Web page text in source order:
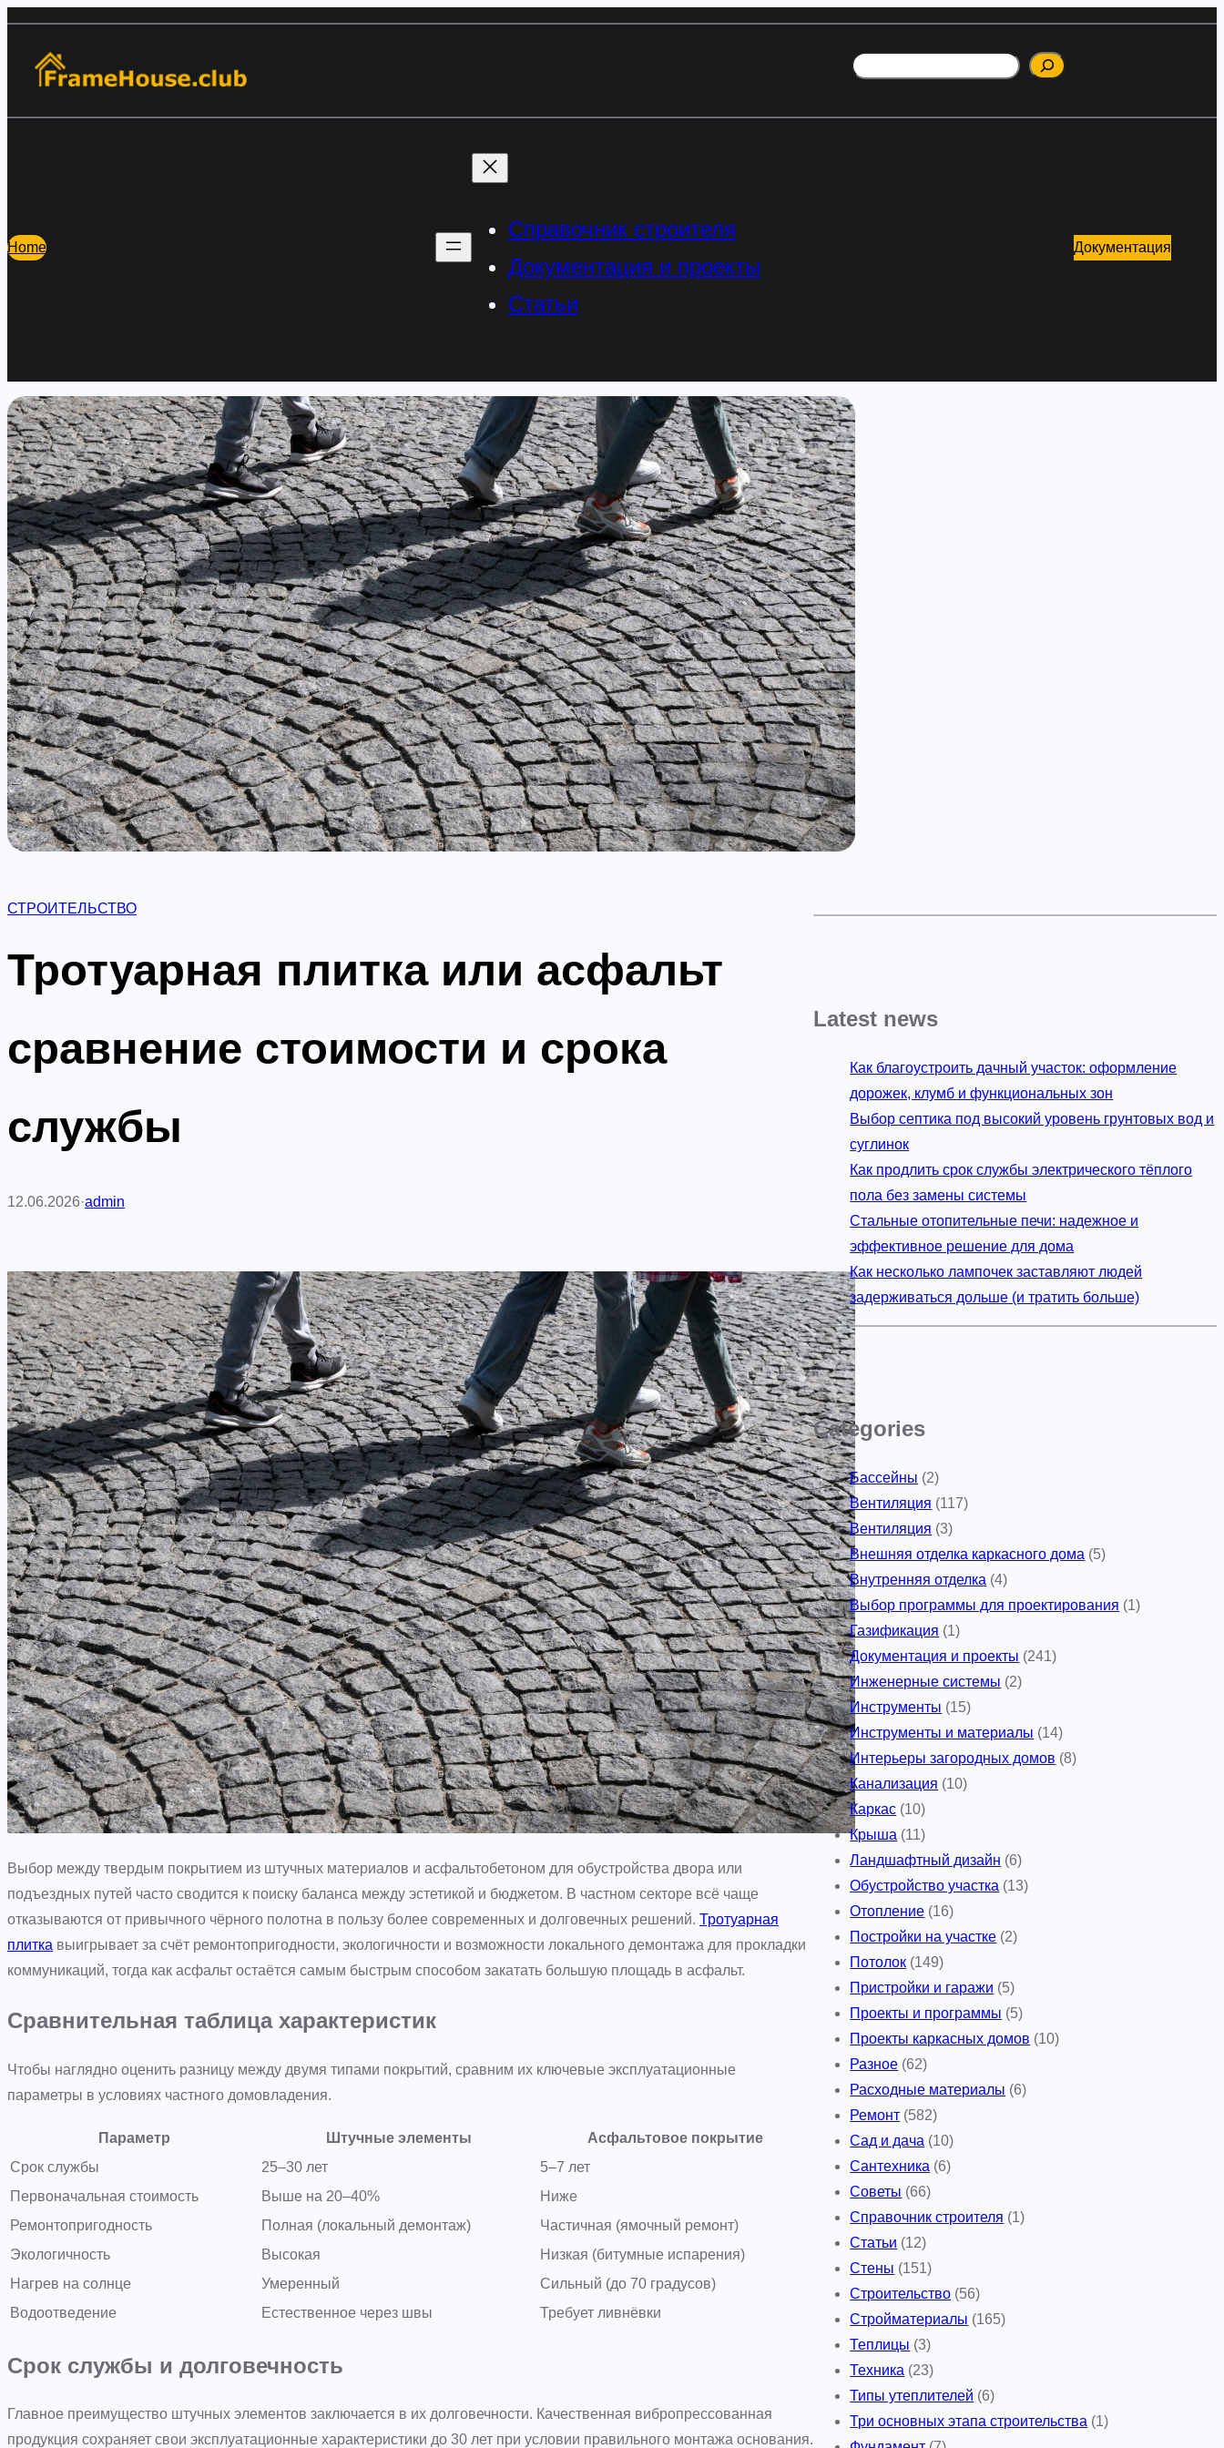
содержимому
Поиск
Home
Справочник строителя
Документация и проекты
Статьи
Документация
СТРОИТЕЛЬСТВО
Тротуарная плитка или асфальт
сравнение стоимости и срока
службы
12.06.2026·admin
Выбор между твердым покрытием из штучных материалов и асфальтобетоном для обустройства двора или
подъездных путей часто сводится к поиску баланса между эстетикой и бюджетом. В частном секторе всё чаще
отказываются от привычного чёрного полотна в пользу более современных и долговечных решений. Тротуарная
плитка выигрывает за счёт ремонтопригодности, экологичности и возможности локального демонтажа для прокладки
коммуникаций, тогда как асфальт остаётся самым быстрым способом закатать большую площадь в асфальт.
Сравнительная таблица характеристик
Чтобы наглядно оценить разницу между двумя типами покрытий, сравним их ключевые эксплуатационные
параметры в условиях частного домовладения.
Параметр Штучные элементы
Асфальтовое покрытие
Срок службы
25–30 лет
5–7 лет
Первоначальная стоимость
Выше на 20–40%
Ниже
Ремонтопригодность
Полная (локальный демонтаж)
Частичная (ямочный ремонт)
Экологичность
Высокая
Низкая (битумные испарения)
Нагрев на солнце
Умеренный
Сильный (до 70 градусов)
Водоотведение
Естественное через швы Требует ливнёвки
Срок службы и долговечность
Главное преимущество штучных элементов заключается в их долговечности. Качественная вибропрессованная
продукция сохраняет свои эксплуатационные характеристики до 30 лет при условии правильного монтажа основания.
Latest news
Как благоустроить дачный участок: оформление
дорожек, клумб и функциональных зон
Выбор септика под высокий уровень грунтовых вод и
суглинок
Как продлить срок службы электрического тёплого
пола без замены системы
Стальные отопительные печи: надежное и
эффективное решение для дома
Как несколько лампочек заставляют людей
задерживаться дольше (и тратить больше)
Categories
Бассейны (2)
Вентиляция (117)
Вентиляция (3)
Внешняя отделка каркасного дома (5)
Внутренняя отделка (4)
Выбор программы для проектирования (1)
Газификация (1)
Документация и проекты (241)
Инженерные системы (2)
Инструменты (15)
Инструменты и материалы (14)
Интерьеры загородных домов (8)
Канализация (10)
Каркас (10)
Крыша (11)
Ландшафтный дизайн (6)
Обустройство участка (13)
Отопление (16)
Постройки на участке (2)
Потолок (149)
Пристройки и гаражи (5)
Проекты и программы (5)
Проекты каркасных домов (10)
Разное (62)
Расходные материалы (6)
Ремонт (582)
Сад и дача (10)
Сантехника (6)
Советы (66)
Справочник строителя (1)
Статьи (12)
Стены (151)
Строительство (56)
Стройматериалы (165)
Теплицы (3)
Техника (23)
Типы утеплителей (6)
Три основных этапа строительства (1)